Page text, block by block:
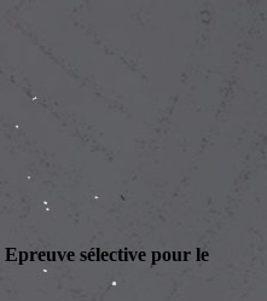
Epreuve sélective pour le